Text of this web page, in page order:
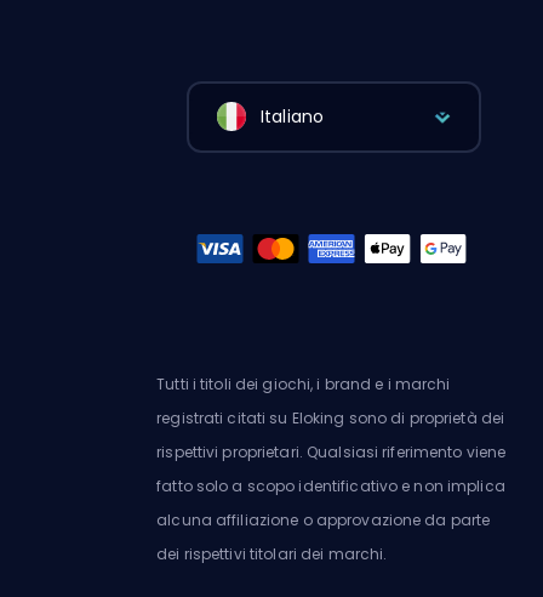
Italiano
Tutti i titoli dei giochi, i brand e i marchi
registrati citati su Eloking sono di proprietà dei
rispettivi proprietari. Qualsiasi riferimento viene
fatto solo a scopo identificativo e non implica
alcuna affiliazione o approvazione da parte
dei rispettivi titolari dei marchi.